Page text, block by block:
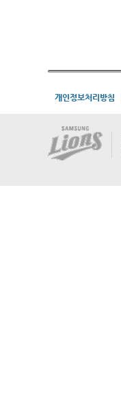
개인정보처리방침